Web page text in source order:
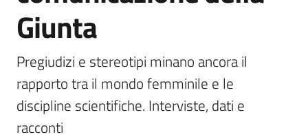
Giunta
Pregiudizi e stereotipi minano ancora il
rapporto tra il mondo femminile e le
discipline scientifiche. Interviste, dati e
racconti